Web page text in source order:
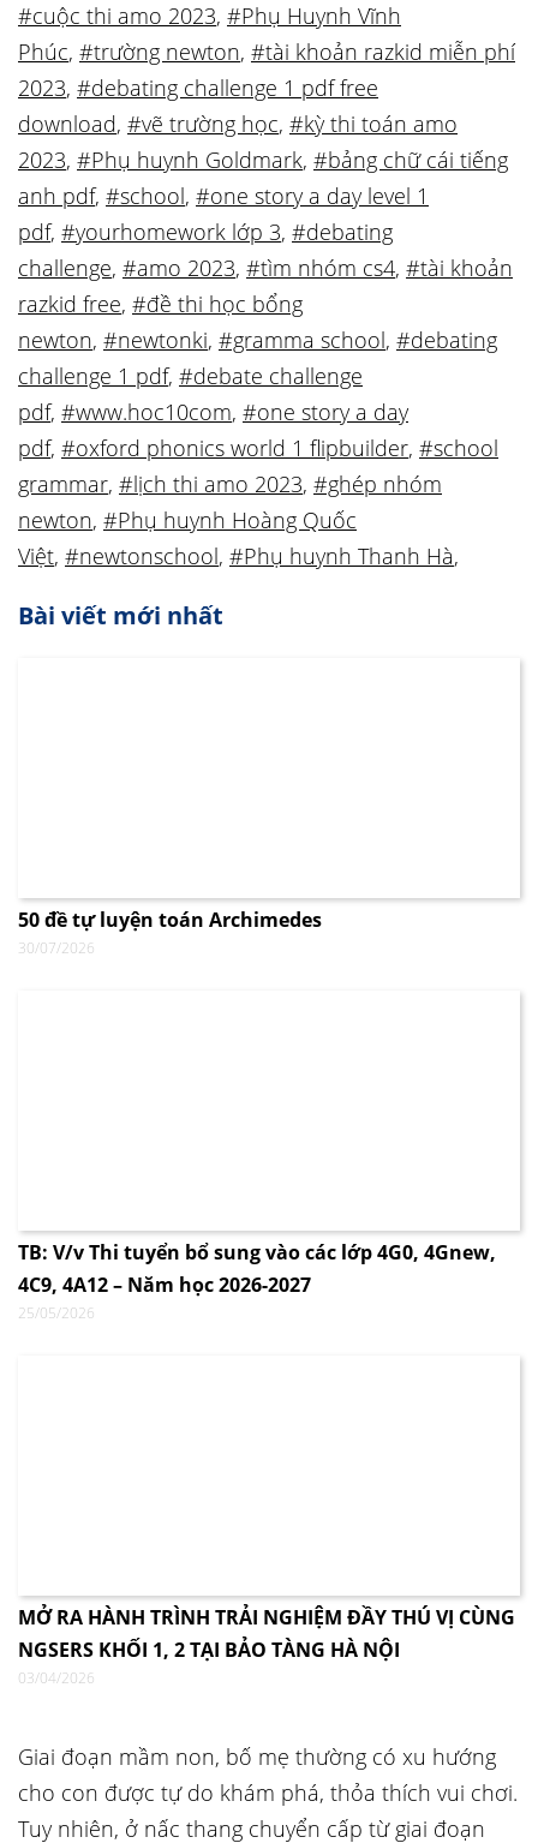
#cuộc thi amo 2023, #Phụ Huynh Vĩnh
Phúc, #trường newton, #tài khoản razkid miễn phí
2023, #debating challenge 1 pdf free
download, #vẽ trường học, #kỳ thi toán amo
2023, #Phụ huynh Goldmark, #bảng chữ cái tiếng
anh pdf, #school, #one story a day level 1
pdf, #yourhomework lớp 3, #debating
challenge, #amo 2023, #tìm nhóm cs4, #tài khoản
razkid free, #đề thi học bổng
newton, #newtonki, #gramma school, #debating
challenge 1 pdf, #debate challenge
pdf, #www.hoc10com, #one story a day
pdf, #oxford phonics world 1 flipbuilder, #school
grammar, #lịch thi amo 2023, #ghép nhóm
newton, #Phụ huynh Hoàng Quốc
Việt, #newtonschool, #Phụ huynh Thanh Hà,
Bài viết mới nhất
50 đề tự luyện toán Archimedes
30/07/2026
TB: V/v Thi tuyển bổ sung vào các lớp 4G0, 4Gnew,
4C9, 4A12 – Năm học 2026-2027
25/05/2026
MỞ RA HÀNH TRÌNH TRẢI NGHIỆM ĐẦY THÚ VỊ CÙNG
NGSERS KHỐI 1, 2 TẠI BẢO TÀNG HÀ NỘI
03/04/2026
Giai đoạn mầm non, bố mẹ thường có xu hướng
cho con được tự do khám phá, thỏa thích vui chơi.
Tuy nhiên, ở nấc thang chuyển cấp từ giai đoạn